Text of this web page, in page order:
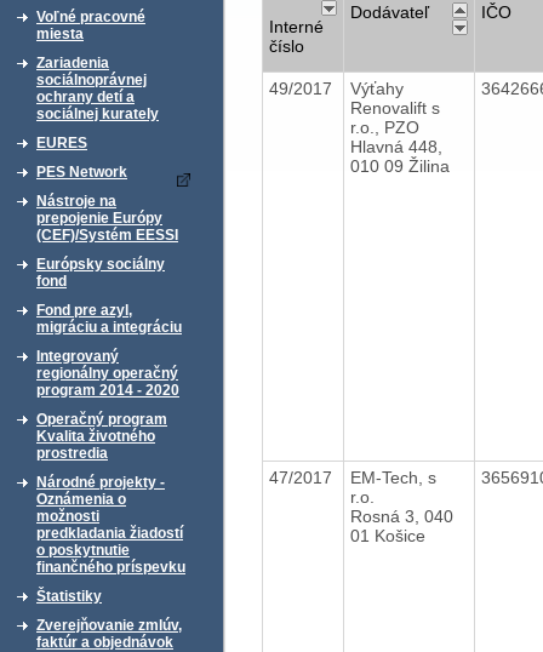
Voľné pracovné
miesta
Zariadenia
sociálnoprávnej
ochrany detí a
sociálnej kurately
EURES
PES Network
Nástroje na
prepojenie Európy
(CEF)/Systém EESSI
Európsky sociálny
fond
Fond pre azyl,
migráciu a integráciu
Integrovaný
regionálny operačný
program 2014 - 2020
Operačný program
Kvalita životného
prostredia
Národné projekty -
Oznámenia o
možnosti
predkladania žiadostí
o poskytnutie
finančného príspevku
Štatistiky
Zverejňovanie zmlúv,
faktúr a objednávok
Interné
číslo
Dodávateľ IČO
49/2017
Výťahy
Renovalift s
r.o., PZO
Hlavná 448,
010 09 Žilina
47/2017
EM-Tech, s
r.o.
Rosná 3, 040
01 Košice